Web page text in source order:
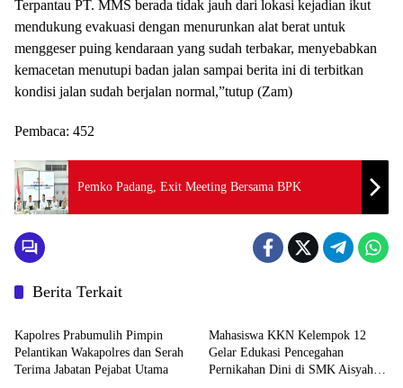
Terpantau PT. MMS berada tidak jauh dari lokasi kejadian ikut
mendukung evakuasi dengan menurunkan alat berat untuk
menggeser puing kendaraan yang sudah terbakar, menyebabkan
kemacetan menutupi badan jalan sampai berita ini di terbitkan
kondisi jalan sudah berjalan normal,”tutup (Zam)
Pembaca: 452
Pemko Padang, Exit Meeting Bersama BPK
Berita Terkait
Berita
Kapolres Prabumulih Pimpin
Pelantikan Wakapolres dan Serah
Terima Jabatan Pejabat Utama
Mahasiswa KKN Kelempok 12
Gelar Edukasi Pencegahan
Pernikahan Dini di SMK Aisyah